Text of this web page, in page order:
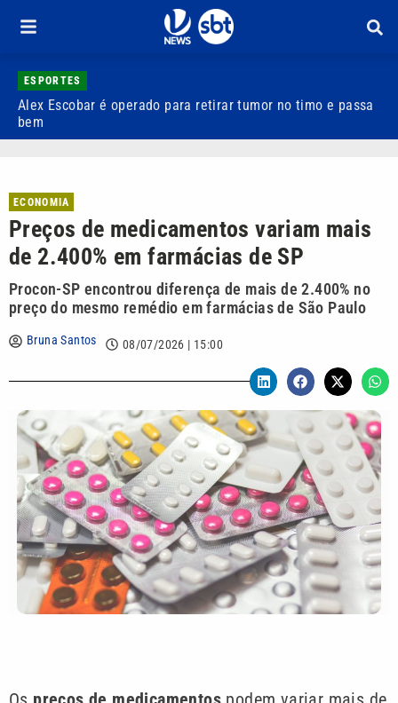
ESPORTES
Alex Escobar é operado para retirar tumor no timo e passa
bem
ECONOMIA
Preços de medicamentos variam mais
de 2.400% em farmácias de SP
Procon-SP encontrou diferença de mais de 2.400% no
preço do mesmo remédio em farmácias de São Paulo
Bruna Santos 08/07/2026 | 15:00